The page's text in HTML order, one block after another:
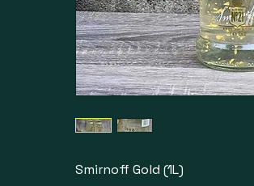
Smirnoff Gold (1L)